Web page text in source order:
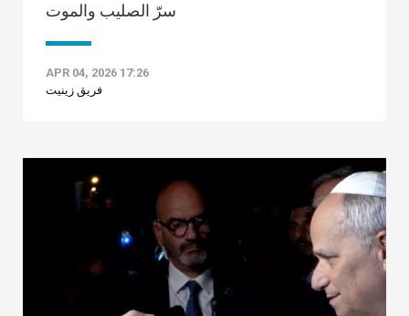
سرّ الصليب والموت
APR 04, 2026 17:26
فريق زينيت